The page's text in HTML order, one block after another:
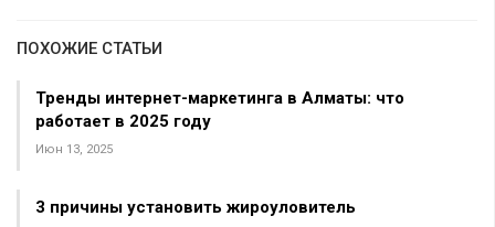
ПОХОЖИЕ СТАТЬИ
Тренды интернет-маркетинга в Алматы: что
работает в 2025 году
Июн 13, 2025
3 причины установить жироуловитель